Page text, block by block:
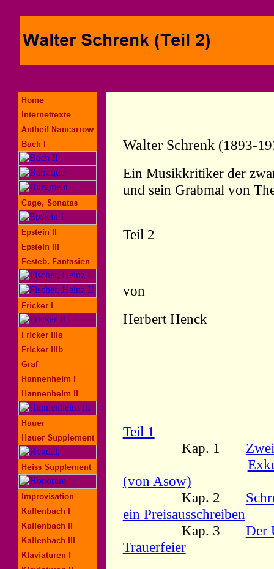
Walter Schrenk (1893-
Ein Musikkritiker der
und sein Grabmal von
Teil 2
von
Herbert Henck
Teil 1
Kap. 1
(von Asow)
Kap. 2
ein Preisausschreiben
Kap. 3 Der
Trauerfeier